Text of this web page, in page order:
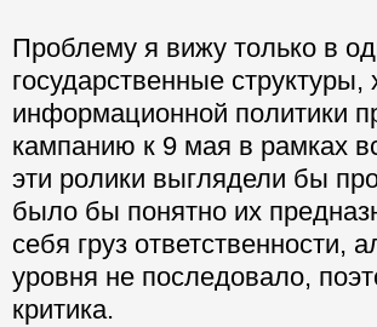
Проблему я вижу только в
государственные
информационной политики
кампанию к 9 мая в рамках
эти ролики выглядели бы
было бы понятно их
себя груз ответственности,
уровня не последовало,
критика.